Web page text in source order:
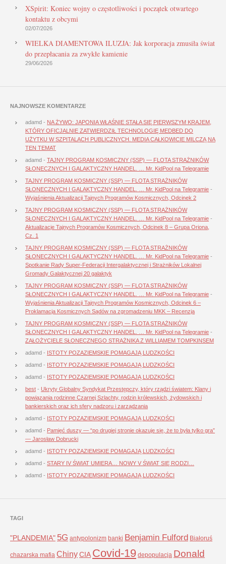
XSpirit: Koniec wojny o częstotliwości i początek otwartego
kontaktu z obcymi
02/07/2026
WIELKA DIAMENTOWA ILUZJA: Jak korporacja zmusiła świat
do przepłacania za zwykłe kamienie
29/06/2026
NAJNOWSZE KOMENTARZE
adamd - NA ŻYWO: JAPONIA WŁAŚNIE STAŁA SIĘ PIERWSZYM KRAJEM,
KTÓRY OFICJALNIE ZATWIERDZIŁ TECHNOLOGIĘ MEDBED DO
UŻYTKU W SZPITALACH PUBLICZNYCH. MEDIA CAŁKOWICIE MILCZĄ NA
TEN TEMAT
adamd - TAJNY PROGRAM KOSMICZNY (SSP) — FLOTA STRAŻNIKÓW
SŁONECZNYCH I GALAKTYCZNY HANDEL. … Mr. KidPool na Telegramie
TAJNY PROGRAM KOSMICZNY (SSP) — FLOTA STRAŻNIKÓW
SŁONECZNYCH I GALAKTYCZNY HANDEL. … Mr. KidPool na Telegramie -
Wyjaśnienia Aktualizacji Tajnych Programów Kosmicznych, Odcinek 2
TAJNY PROGRAM KOSMICZNY (SSP) — FLOTA STRAŻNIKÓW
SŁONECZNYCH I GALAKTYCZNY HANDEL. … Mr. KidPool na Telegramie -
Aktualizacje Tajnych Programów Kosmicznych, Odcinek 8 – Grupa Oriona,
Cz. 1
TAJNY PROGRAM KOSMICZNY (SSP) — FLOTA STRAŻNIKÓW
SŁONECZNYCH I GALAKTYCZNY HANDEL. … Mr. KidPool na Telegramie -
Spotkanie Rady Super-Federacji Intergalaktycznej i Strażników Lokalnej
Gromady Galaktycznej 20 galaktyk
TAJNY PROGRAM KOSMICZNY (SSP) — FLOTA STRAŻNIKÓW
SŁONECZNYCH I GALAKTYCZNY HANDEL. … Mr. KidPool na Telegramie -
Wyjaśnienia Aktualizacji Tajnych Programów Kosmicznych, Odcinek 6 –
Proklamacja Kosmicznych Sądów na zgromadzeniu MKK – Recenzja
TAJNY PROGRAM KOSMICZNY (SSP) — FLOTA STRAŻNIKÓW
SŁONECZNYCH I GALAKTYCZNY HANDEL. … Mr. KidPool na Telegramie -
ZAŁOŻYCIELE SŁONECZNEGO STRAŻNIKA Z WILLIAMEM TOMPKINSEM
adamd - ISTOTY POZAZIEMSKIE POMAGAJĄ LUDZKOŚCI
adamd - ISTOTY POZAZIEMSKIE POMAGAJĄ LUDZKOŚCI
adamd - ISTOTY POZAZIEMSKIE POMAGAJĄ LUDZKOŚCI
best - Ukryty Globalny Syndykat Przestępczy, który rządzi światem: Klany i
powiązania rodzinne Czarnej Szlachty, rodzin królewskich, żydowskich i
bankierskich oraz ich sfery nadzoru i zarządzania
adamd - ISTOTY POZAZIEMSKIE POMAGAJĄ LUDZKOŚCI
adamd - Pamięć duszy — “po drugiej stronie okazuje się, że to była tylko gra”
— Jarosław Dobrucki
adamd - ISTOTY POZAZIEMSKIE POMAGAJĄ LUDZKOŚCI
adamd - STARY IV ŚWIAT UMIERA… NOWY V ŚWIAT SIĘ RODZI…
adamd - ISTOTY POZAZIEMSKIE POMAGAJĄ LUDZKOŚCI
TAGI
"PLANDEMIA" 5G antypolonizm banki Benjamin Fulford Białoruś
chazarska mafia ChinyCIA Covid-19 depopulacja Donald